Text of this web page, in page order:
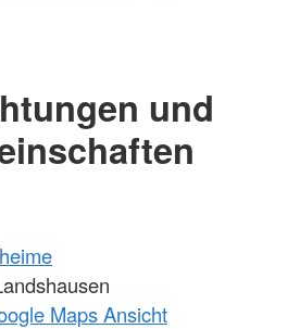
und
Maps Ansicht